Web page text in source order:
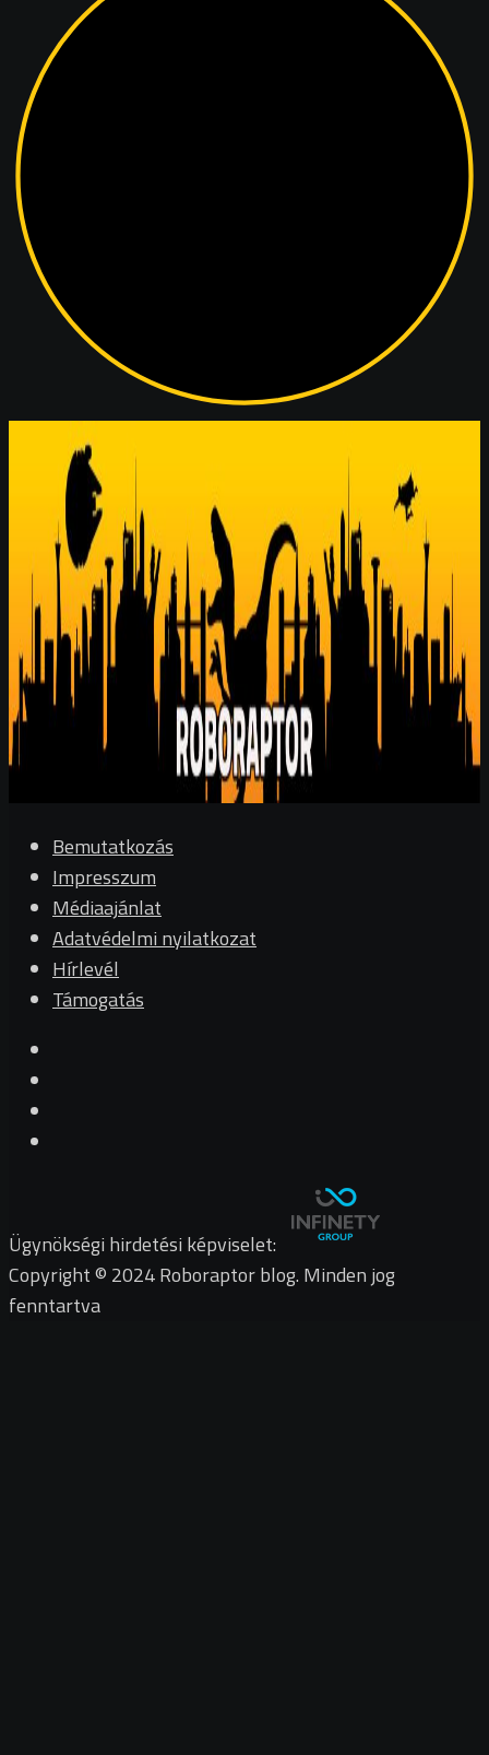
Bemutatkozás
Impresszum
Médiaajánlat
Adatvédelmi nyilatkozat
Hírlevél
Támogatás
Ügynökségi hirdetési képviselet:
Copyright © 2024 Roboraptor blog. Minden jog
fenntartva